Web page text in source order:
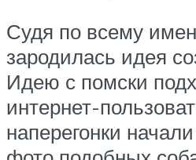
Судя по всему
зародилась идея
Идею с помски
интернет-
наперегонки